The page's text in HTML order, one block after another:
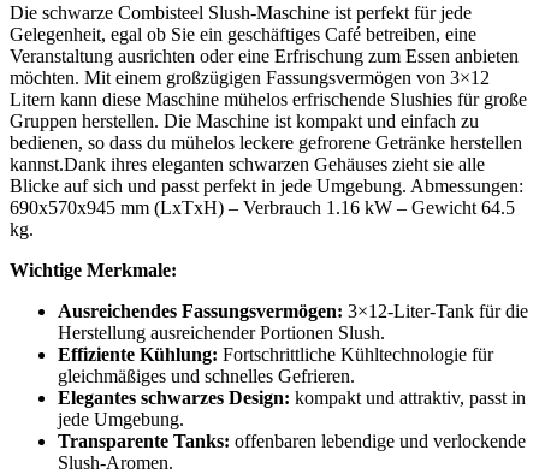
Die schwarze Combisteel Slush-Maschine ist perfekt für jede
Gelegenheit, egal ob Sie ein geschäftiges Café betreiben, eine
Veranstaltung ausrichten oder eine Erfrischung zum Essen anbieten
möchten. Mit einem großzügigen Fassungsvermögen von 3×12
Litern kann diese Maschine mühelos erfrischende Slushies für große
Gruppen herstellen. Die Maschine ist kompakt und einfach zu
bedienen, so dass du mühelos leckere gefrorene Getränke herstellen
kannst.Dank ihres eleganten schwarzen Gehäuses zieht sie alle
Blicke auf sich und passt perfekt in jede Umgebung. Abmessungen:
690x570x945 mm (LxTxH) – Verbrauch 1.16 kW – Gewicht 64.5
kg.
Wichtige Merkmale:
Ausreichendes Fassungsvermögen: 3×12-Liter-Tank für die
Herstellung ausreichender Portionen Slush.
Effiziente Kühlung: Fortschrittliche Kühltechnologie für
gleichmäßiges und schnelles Gefrieren.
Elegantes schwarzes Design: kompakt und attraktiv, passt in
jede Umgebung.
Transparente Tanks: offenbaren lebendige und verlockende
Slush-Aromen.